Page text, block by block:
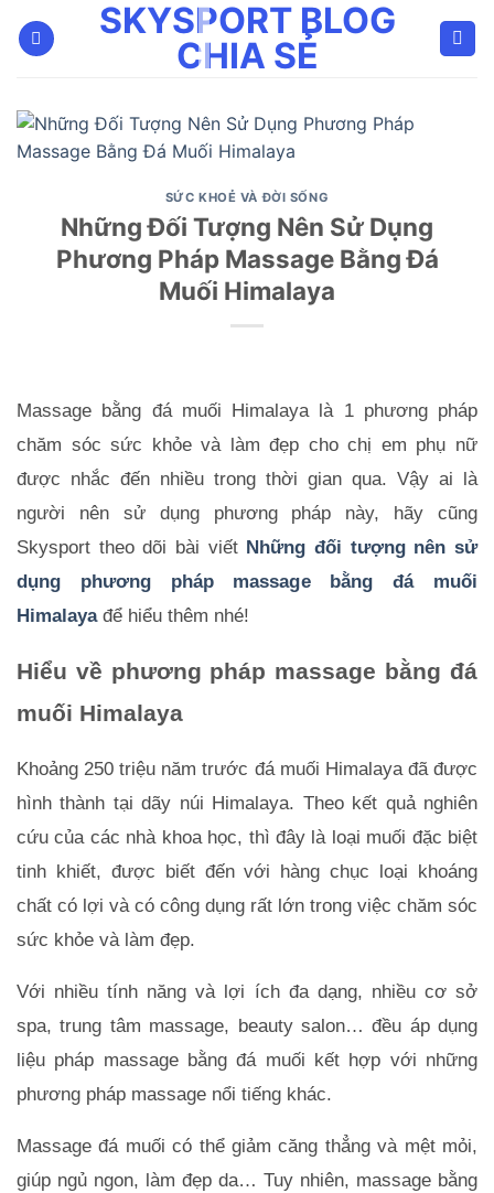
qua
SKYSPORT BLOG
CHIA SẺ
SỨC KHOẺ VÀ ĐỜI SỐNG
Những Đối Tượng Nên Sử Dụng
Phương Pháp Massage Bằng Đá
Muối Himalaya
Massage bằng đá muối Himalaya là 1 phương pháp
chăm sóc sức khỏe và làm đẹp cho chị em phụ nữ
được nhắc đến nhiều trong thời gian qua. Vậy ai là
người nên sử dụng phương pháp này, hãy cũng
Skysport theo dõi bài viết Những đối tượng nên sử
dụng phương pháp massage bằng đá muối
Himalaya để hiểu thêm nhé!
Hiểu về phương pháp massage bằng đá
muối Himalaya
Khoảng 250 triệu năm trước đá muối Himalaya đã được
hình thành tại dãy núi Himalaya. Theo kết quả nghiên
cứu của các nhà khoa học, thì đây là loại muối đặc biệt
tinh khiết, được biết đến với hàng chục loại khoáng
chất có lợi và có công dụng rất lớn trong việc chăm sóc
sức khỏe và làm đẹp.
Với nhiều tính năng và lợi ích đa dạng, nhiều cơ sở
spa, trung tâm massage, beauty salon… đều áp dụng
liệu pháp massage bằng đá muối kết hợp với những
phương pháp massage nổi tiếng khác.
Massage đá muối có thể giảm căng thẳng và mệt mỏi,
giúp ngủ ngon, làm đẹp da… Tuy nhiên, massage bằng